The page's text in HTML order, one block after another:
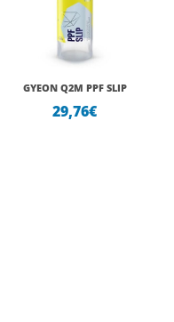
GYEON Q2Μ PPF SLIP
29,76€